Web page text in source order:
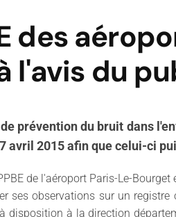
des
l'avis du
prévention du bruit dans
avril 2015 afin que celui-ci
de l'aéroport Paris-Le-
ses observations sur un
disposition à la direction